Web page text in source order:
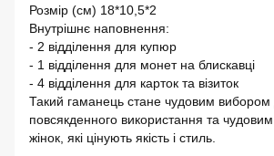
Розмір (см) 18*10,5*2
Внутрішнє наповнення:
- 2 відділення для купюр
- 1 відділення для монет на блискавці
- 4 відділення для карток та візиток
Такий гаманець стане чудовим вибором
повсякденного використання та
жінок, які цінують якість і стиль.